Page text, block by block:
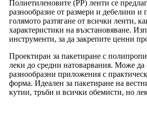
Полиетиленовите (PP) ленти се
разнообразие от размери и дебелини и
голямото разтягане от всички ленти,
характеристики на възстановяване.
инструменти, за да закрепите ценни
Проектиран за пакетиране с
леки до средни натоварвания. Може да
разнообразни приложения с
форма. Идеален за пакетиране на
кутии, тръби и всички обемисти, но